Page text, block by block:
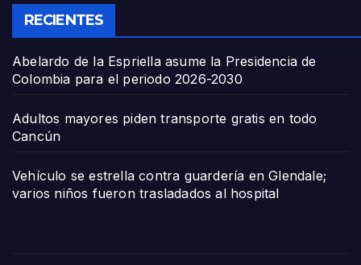
RECIENTES
Abelardo de la Espriella asume la Presidencia de
Colombia para el periodo 2026-2030
Adultos mayores piden transporte gratis en todo
Cancún
Vehículo se estrella contra guardería en Glendale;
varios niños fueron trasladados al hospital